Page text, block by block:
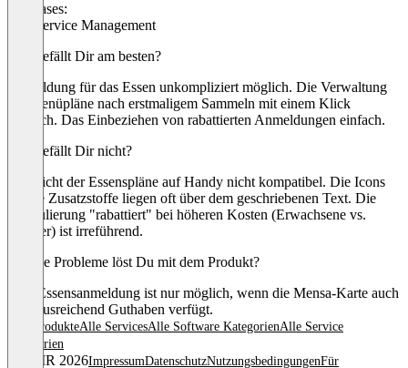
Use cases:
Foodservice Management
Was gefällt Dir am besten?
Anmeldung für das Essen unkompliziert möglich. Die Verwaltung
der Menüpläne nach erstmaligem Sammeln mit einem Klick
möglich. Das Einbeziehen von rabattierten Anmeldungen einfach.
Was gefällt Dir nicht?
Übersicht der Essenspläne auf Handy nicht kompatibel. Die Icons
für die Zusatzstoffe liegen oft über dem geschriebenen Text. Die
Formulierung "rabattiert" bei höheren Kosten (Erwachsene vs.
Schüler) ist irreführend.
Welche Probleme löst Du mit dem Produkt?
Eine Essensanmeldung ist nur möglich, wenn die Mensa-Karte auch
über ausreichend Guthaben verfügt.
Alle ProdukteAlle ServicesAlle Software KategorienAlle Service
Kategorien
© OMR 2026ImpressumDatenschutzNutzungsbedingungenFür